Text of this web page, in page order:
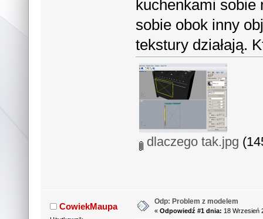
kuchenkami sobie
sobie obok inny
tekstury działają.
dlaczego tak.jpg
CowiekMaupa Odp: Problem z modelem
«Odpowiedź #1 dnia: 18 Wrzesień